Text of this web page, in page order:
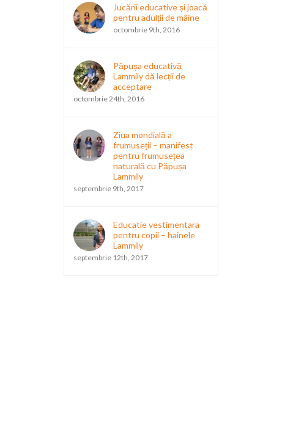
Jucării educative și joacă
pentru adulții de mâine
octombrie 9th, 2016
Păpușa educativă
Lammily dă lecții de
acceptare
octombrie 24th, 2016
Ziua mondială a
frumuseții – manifest
pentru frumusețea
naturală cu Păpușa
Lammily
septembrie 9th, 2017
Educatie vestimentara
pentru copii – hainele
Lammily
septembrie 12th, 2017